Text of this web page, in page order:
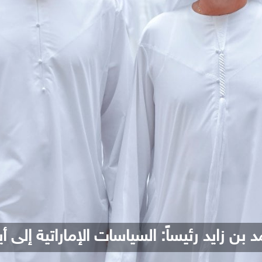
بن زايد رئيساً: السياسات الإماراتية إلى